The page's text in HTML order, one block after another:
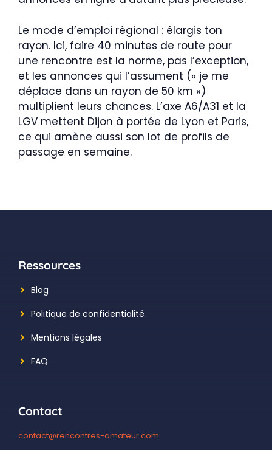
Le mode d’emploi régional : élargis ton
rayon. Ici, faire 40 minutes de route pour
une rencontre est la norme, pas l’exception,
et les annonces qui l’assument (« je me
déplace dans un rayon de 50 km »)
multiplient leurs chances. L’axe A6/A31 et la
LGV mettent Dijon à portée de Lyon et Paris,
ce qui amène aussi son lot de profils de
passage en semaine.
Ressources
Blog
Politique de confidentialité
Mentions légales
FAQ
Contact
contact@rencontres-amateur.com